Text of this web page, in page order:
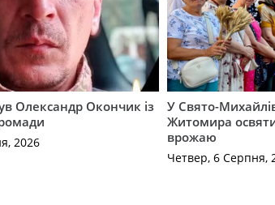
Олександр Окончик із
2026
У Свято-
Житомира
врожаю
Четвер, 6 Серпня,